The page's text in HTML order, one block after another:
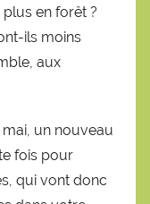
en forêt ?
ils moins
aux
un nouveau
fois pour
qui vont donc